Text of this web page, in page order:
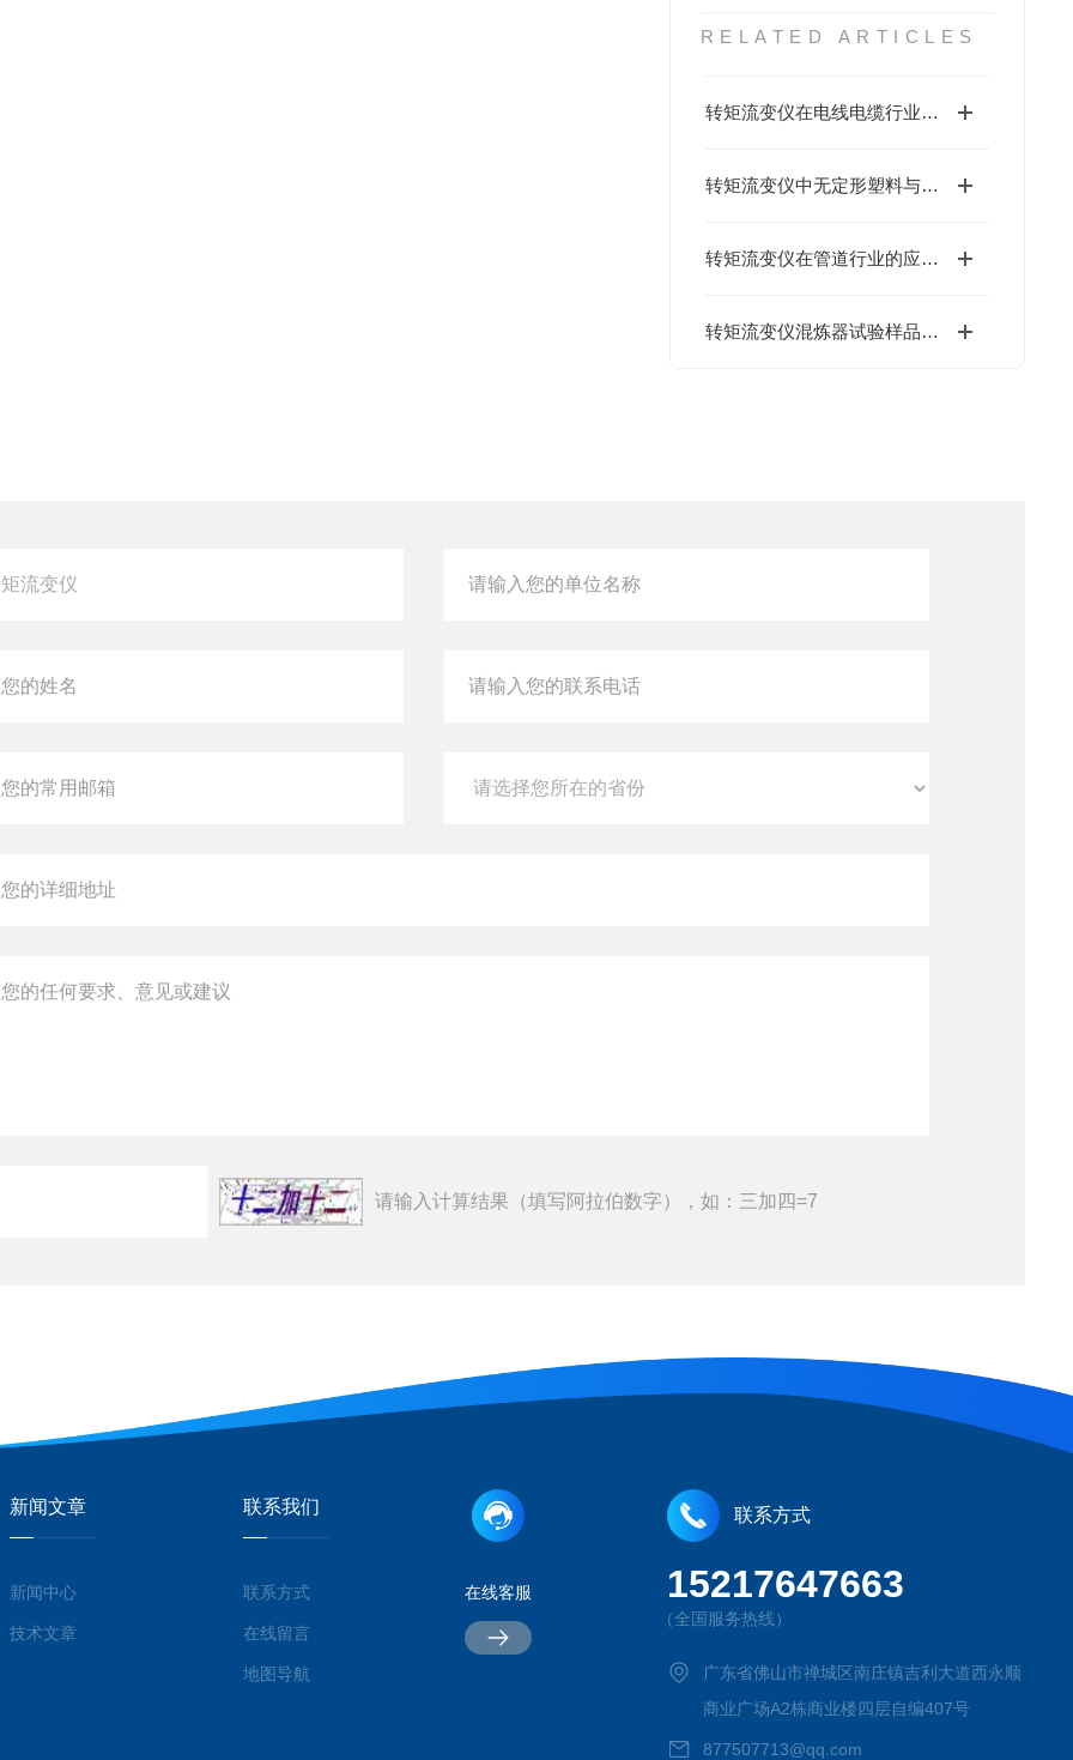
RELATED ARTICLES
转矩流变仪在电线电缆行业中的应用
转矩流变仪中无定形塑料与结晶塑料塑化峰差异机理分析
转矩流变仪在管道行业的应用与核心作用
转矩流变仪混炼器试验样品投料量及粉料与粒料试验差异解析
请输入计算结果（填写阿拉伯数字），如：三加四=7
新闻文章
新闻中心
技术文章
联系我们
联系方式
在线留言
地图导航
在线客服
联系方式
15217647663
（全国服务热线）
广东省佛山市禅城区南庄镇吉利大道西永顺
商业广场A2栋商业楼四层自编407号
877507713@qq.com